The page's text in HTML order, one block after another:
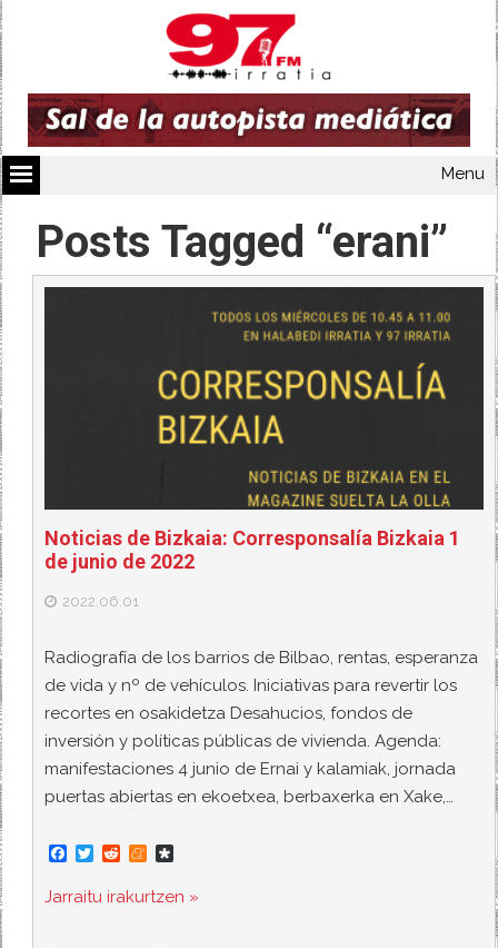
Menu
Posts Tagged “erani”
Noticias de Bizkaia: Corresponsalía Bizkaia 1
de junio de 2022
2022.06.01
Radiografía de los barrios de Bilbao, rentas, esperanza
de vida y nº de vehículos. Iniciativas para revertir los
recortes en osakidetza Desahucios, fondos de
inversión y políticas públicas de vivienda. Agenda:
manifestaciones 4 junio de Ernai y kalamiak, jornada
puertas abiertas en ekoetxea, berbaxerka en Xake,…
F
c
e
T
i
t
R
d
d
M
n
e
a
s
Jarraitu irakurtzen »